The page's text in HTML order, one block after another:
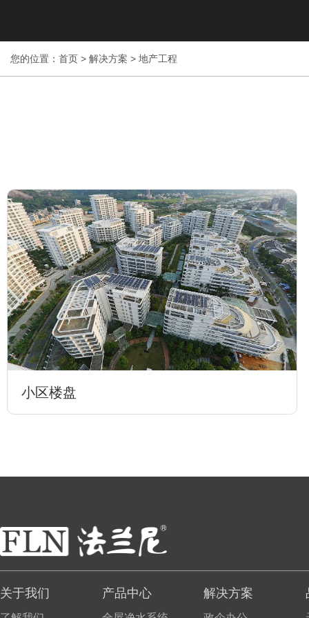
您的位置：首页 > 解决方案 > 地产工程
小区楼盘
关于我们 产品中心 解决方案